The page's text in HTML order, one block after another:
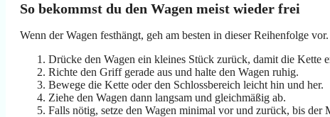
So bekommst du den Wagen meist wieder frei
Wenn der Wagen festhängt, geh am besten in dieser Reihenfolge
Drücke den Wagen ein kleines Stück zurück, damit die Kette
Richte den Griff gerade aus und halte den Wagen ruhig.
Bewege die Kette oder den Schlossbereich leicht hin und her.
Ziehe den Wagen dann langsam und gleichmäßig ab.
Falls nötig, setze den Wagen minimal vor und zurück, bis der